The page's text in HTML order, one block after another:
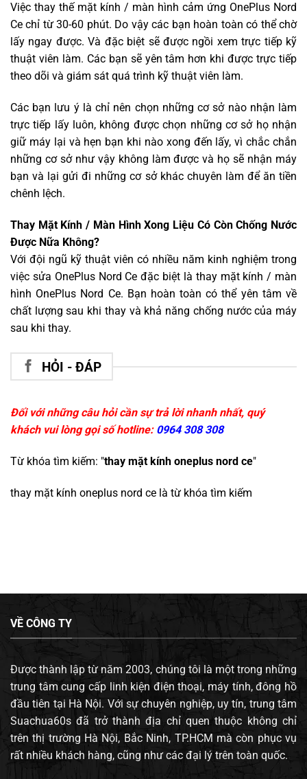
Việc thay thế mặt kính / màn hình cảm ứng OnePlus Nord
Ce chỉ từ 30-60 phút. Do vậy các bạn hoàn toàn có thể chờ
lấy ngay được. Và đặc biệt sẽ được ngồi xem trực tiếp kỹ
thuật viên làm. Các bạn sẽ yên tâm hơn khi được trực tiếp
theo dõi và giám sát quá trình kỹ thuật viên làm.
Các bạn lưu ý là chỉ nên chọn những cơ sở nào nhận làm
trực tiếp lấy luôn, không được chọn những cơ sở họ nhận
giữ máy lại và hẹn bạn khi nào xong đến lấy, vì chắc chắn
những cơ sở như vậy không làm được và họ sẽ nhận máy
bạn và lại gửi đi những cơ sở khác chuyên làm để ăn tiền
chênh lệch.
Thay Mặt Kính / Màn Hình Xong Liệu Có Còn Chống Nước
Được Nữa Không?
Với đội ngũ kỹ thuật viên có nhiều năm kinh nghiệm trong
việc sửa OnePlus Nord Ce đặc biệt là thay mặt kính / màn
hình OnePlus Nord Ce. Bạn hoàn toàn có thể yên tâm về
chất lượng sau khi thay và khả năng chống nước của máy
sau khi thay.
HỎI - ĐÁP
Đối với những câu hỏi cần sự trả lời nhanh nhất, quý
khách vui lòng gọi số hotline: 0964 308 308
Từ khóa tìm kiếm: "thay mặt kính oneplus nord ce"
thay mặt kính oneplus nord ce là từ khóa tìm kiếm
VỀ CÔNG TY
Được thành lập từ năm 2003, chúng tôi là một trong những
trung tâm cung cấp linh kiện điện thoại, máy tính, đông hồ
đầu tiên tại Hà Nội. Với sự chuyên nghiệp, uy tín, trung tâm
Suachua60s đã trở thành địa chỉ quen thuộc không chỉ
trên thị trường Hà Nội, Bắc Ninh, TP.HCM mà còn phục vụ
rất nhiều khách hàng, cũng như các đại lý trên toàn quốc.